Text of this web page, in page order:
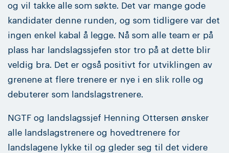
og vil takke alle som søkte. Det var mange gode
kandidater denne runden, og som tidligere var det
ingen enkel kabal å legge. Nå som alle team er på
plass har landslagssjefen stor tro på at dette blir
veldig bra. Det er også positivt for utviklingen av
grenene at flere trenere er nye i en slik rolle og
debuterer som landslagstrenere.
NGTF og landslagssjef Henning Ottersen ønsker
alle landslagstrenere og hovedtrenere for
landslagene lykke til og gleder seg til det videre